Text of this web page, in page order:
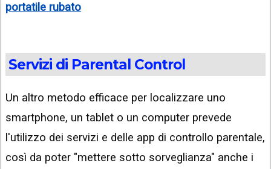
portatile rubato
Servizi di Parental Control
Un altro metodo efficace per localizzare uno
smartphone, un tablet o un computer prevede
l'utilizzo dei servizi e delle app di controllo parentale,
così da poter "mettere sotto sorveglianza" anche i